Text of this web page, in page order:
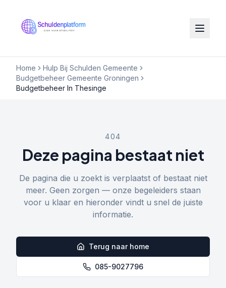
Home
Hulp Bij Schulden Gemeente
Budgetbeheer Gemeente Groningen
Budgetbeheer In Thesinge
404
Deze pagina bestaat niet
De pagina die u zoekt is verplaatst of bestaat niet
meer. Geen zorgen — onze begeleiders staan
voor u klaar en hieronder vindt u snel de juiste
informatie.
Terug naar home
085-9027796